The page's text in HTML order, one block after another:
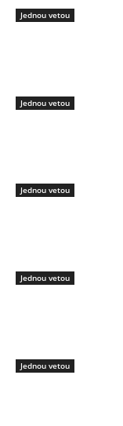
Jednou vetou
Jednou vetou
Jednou vetou
Jednou vetou
Jednou vetou